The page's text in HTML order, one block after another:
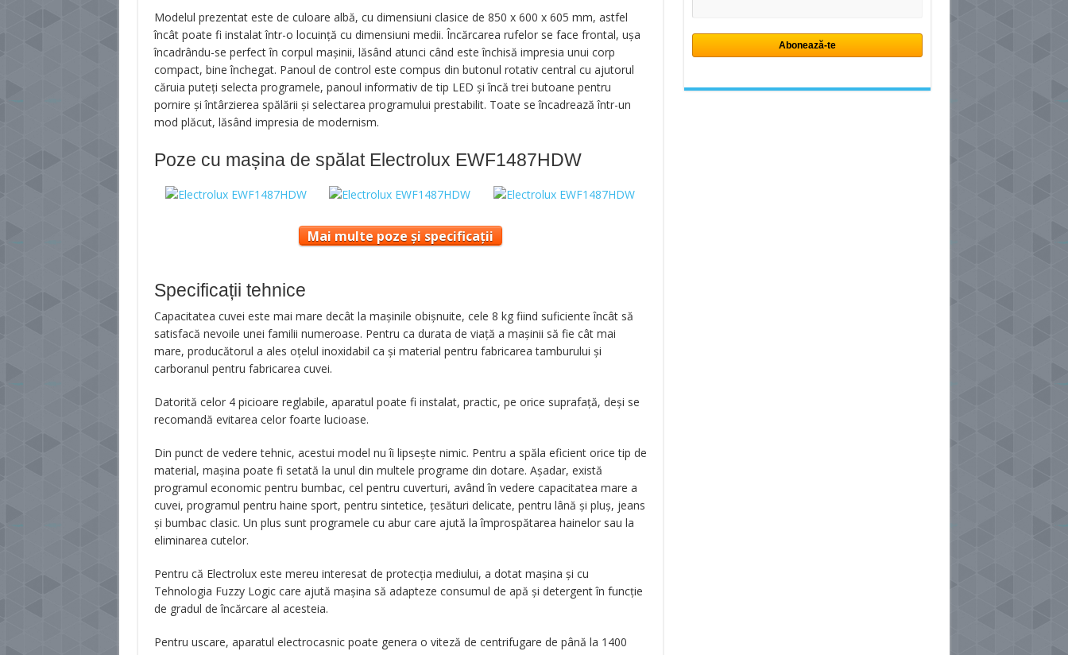
Modelul prezentat este de culoare albă, cu dimensiuni clasice de 850 x 600 x 605 mm, astfel
încât poate fi instalat într-o locuinţă cu dimensiuni medii. Încărcarea rufelor se face frontal, uşa
încadrându-se perfect în corpul maşinii, lăsând atunci când este închisă impresia unui corp
compact, bine închegat. Panoul de control este compus din butonul rotativ central cu ajutorul
căruia puteţi selecta programele, panoul informativ de tip LED şi încă trei butoane pentru
pornire şi întârzierea spălării şi selectarea programului prestabilit. Toate se încadrează într-un
mod plăcut, lăsând impresia de modernism.
Poze cu mașina de spălat Electrolux EWF1487HDW
Mai multe poze și specificații
Specificații tehnice
Capacitatea cuvei este mai mare decât la maşinile obişnuite, cele 8 kg fiind suficiente încât să
satisfacă nevoile unei familii numeroase. Pentru ca durata de viaţă a maşinii să fie cât mai
mare, producătorul a ales oţelul inoxidabil ca şi material pentru fabricarea tamburului şi
carboranul pentru fabricarea cuvei.
Datorită celor 4 picioare reglabile, aparatul poate fi instalat, practic, pe orice suprafaţă, deşi se
recomandă evitarea celor foarte lucioase.
Din punct de vedere tehnic, acestui model nu îi lipseşte nimic. Pentru a spăla eficient orice tip de
material, maşina poate fi setată la unul din multele programe din dotare. Aşadar, există
programul economic pentru bumbac, cel pentru cuverturi, având în vedere capacitatea mare a
cuvei, programul pentru haine sport, pentru sintetice, ţesături delicate, pentru lână şi pluş, jeans
şi bumbac clasic. Un plus sunt programele cu abur care ajută la împrospătarea hainelor sau la
eliminarea cutelor.
Pentru că Electrolux este mereu interesat de protecţia mediului, a dotat maşina şi cu
Tehnologia Fuzzy Logic care ajută maşina să adapteze consumul de apă şi detergent în funcţie
de gradul de încărcare al acesteia.
Pentru uscare, aparatul electrocasnic poate genera o viteză de centrifugare de până la 1400